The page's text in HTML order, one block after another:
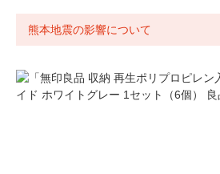
熊本地震の影響について